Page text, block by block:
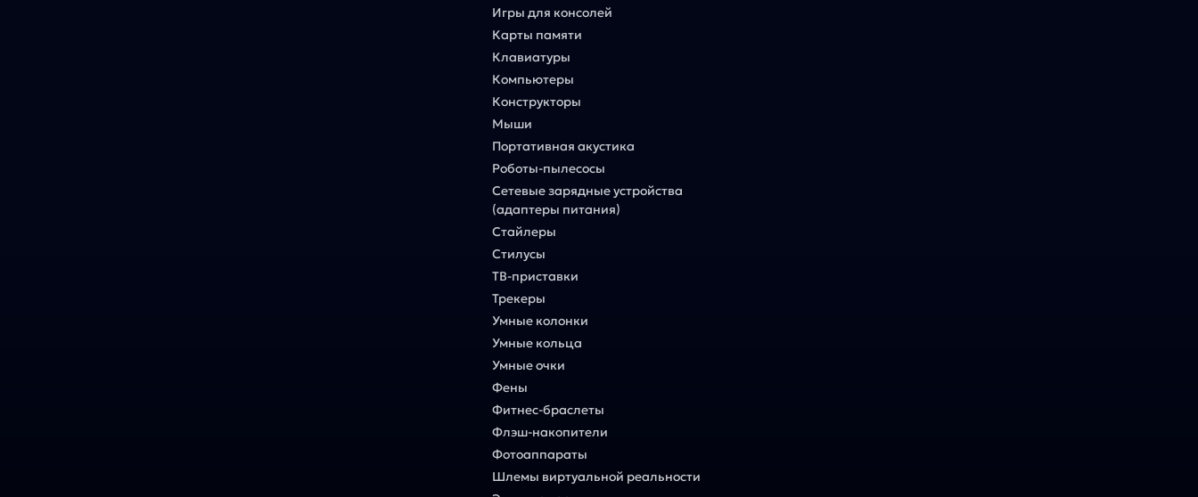
Игры для консолей
Карты памяти
Клавиатуры
Компьютеры
Конструкторы
Мыши
Портативная акустика
Роботы-пылесосы
Сетевые зарядные устройства
(адаптеры питания)
Стайлеры
Стилусы
ТВ-приставки
Трекеры
Умные колонки
Умные кольца
Умные очки
Фены
Фитнес-браслеты
Флэш-накопители
Фотоаппараты
Шлемы виртуальной реальности